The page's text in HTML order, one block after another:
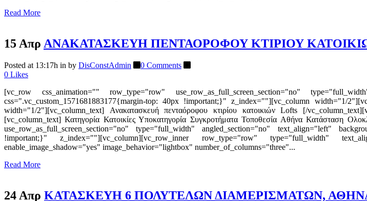
Read More
15 Απρ ΑΝΑΚΑΤΑΣΚΕΥΗ ΠΕΝΤΑΟΡΟΦΟΥ ΚΤΙΡΙΟΥ
Posted at 13:17h in by DisConstAdmin
0 Comments
0 Likes
[vc_row css_animation="" row_type="row" use_row_as_full_screen_section="no"
css=".vc_custom_1571681883177{margin-top: 40px !important;}" z_index=""][vc_column width="1/
width="1/2"][vc_column_text] Ανακατασκευή πενταόροφου κτιρίου κατοικιών Lofts [/
[vc_column_text] Κατηγορία Κατοικίες Υποκατηγορία Συγκροτήματα Τοποθεσία Αθήνα Κατάσταση
use_row_as_full_screen_section="no" type="full_width" angled_section="no" text_align="left"
!important;}" z_index=""][vc_column][vc_row_inner row_type="row" type="full_width"
enable_image_shadow="yes" image_behavior="lightbox" number_of_columns="three"...
Read More
24 Απρ ΚΑΤΑΣΚΕΥΗ 6 ΠΟΛΥΤΕΛΩΝ ΔΙΑΜΕΡΙΣΜΑΤΩΝ,